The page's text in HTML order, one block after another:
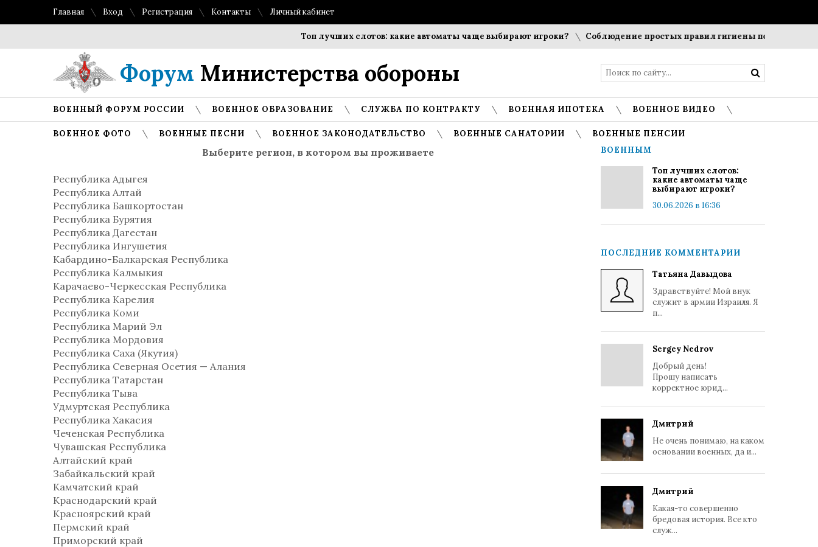
Главная Вход Регистрация Контакты Личный кабинет
Топ лучших слотов: какие автоматы чаще выбирают игроки? Соблюдение простых правил гигиены помогает
Форум Министерства обороны
ВОЕННЫЙ ФОРУМ РОССИИ ВОЕННОЕ ОБРАЗОВАНИЕ СЛУЖБА ПО КОНТРАКТУ ВОЕННАЯ ИПОТЕКА ВОЕННОЕ ВИДЕО
ВОЕННОЕ ФОТО ВОЕННЫЕ ПЕСНИ ВОЕННОЕ ЗАКОНОДАТЕЛЬСТВО ВОЕННЫЕ САНАТОРИИ ВОЕННЫЕ ПЕНСИИ
Выберите регион, в котором вы проживаете
Республика Адыгея
Республика Алтай
Республика Башкортостан
Республика Бурятия
Республика Дагестан
Республика Ингушетия
Кабардино-Балкарская Республика
Республика Калмыкия
Карачаево-Черкесская Республика
Республика Карелия
Республика Коми
Республика Марий Эл
Республика Мордовия
Республика Саха (Якутия)
Республика Северная Осетия — Алания
Республика Татарстан
Республика Тыва
Удмуртская Республика
Республика Хакасия
Чеченская Республика
Чувашская Республика
Алтайский край
Забайкальский край
Камчатский край
Краснодарский край
Красноярский край
Пермский край
Приморский край
ВОЕННЫМ
Топ лучших слотов:
какие автоматы чаще
выбирают игроки?
30.06.2026 в 16:36
ПОСЛЕДНИЕ КОММЕНТАРИИ
Татьяна Давыдова
Здравствуйте! Мой внук
служит в армии Израиля. Я
п...
Sergey Nedrov
Добрый день!
Прошу написать
корректное юрид...
Дмитрий
Не очень понимаю, на каком
основании военных, да и...
Дмитрий
Какая-то совершенно
бредовая история. Все кто
служ...